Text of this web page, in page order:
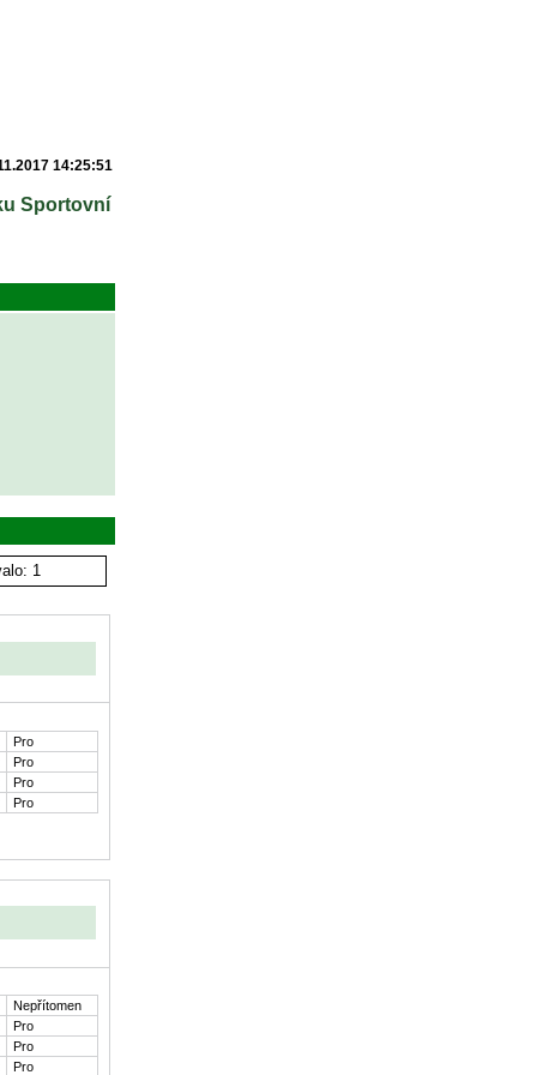
14:25:51
Sportovní
1
Pro
Pro
Pro
Pro
Nepřítomen
Pro
Pro
Pro